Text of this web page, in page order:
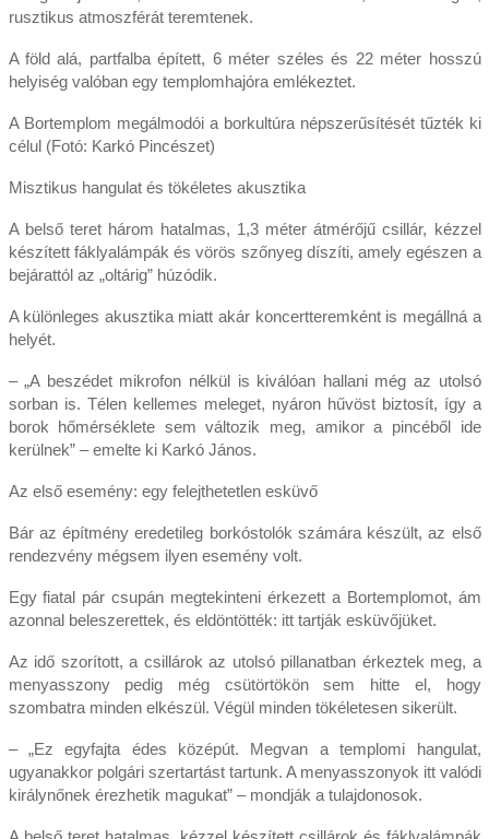
rusztikus atmoszférát teremtenek.
A föld alá, partfalba épített, 6 méter széles és 22 méter hosszú
helyiség valóban egy templomhajóra emlékeztet.
A Bortemplom megálmodói a borkultúra népszerűsítését tűzték ki
célul (Fotó: Karkó Pincészet)
Misztikus hangulat és tökéletes akusztika
A belső teret három hatalmas, 1,3 méter átmérőjű csillár, kézzel
készített fáklyalámpák és vörös szőnyeg díszíti, amely egészen a
bejárattól az „oltárig” húzódik.
A különleges akusztika miatt akár koncertteremként is megállná a
helyét.
– „A beszédet mikrofon nélkül is kiválóan hallani még az utolsó
sorban is. Télen kellemes meleget, nyáron hűvöst biztosít, így a
borok hőmérséklete sem változik meg, amikor a pincéből ide
kerülnek” – emelte ki Karkó János.
Az első esemény: egy felejthetetlen esküvő
Bár az építmény eredetileg borkóstolók számára készült, az első
rendezvény mégsem ilyen esemény volt.
Egy fiatal pár csupán megtekinteni érkezett a Bortemplomot, ám
azonnal beleszerettek, és eldöntötték: itt tartják esküvőjüket.
Az idő szorított, a csillárok az utolsó pillanatban érkeztek meg, a
menyasszony pedig még csütörtökön sem hitte el, hogy
szombatra minden elkészül. Végül minden tökéletesen sikerült.
– „Ez egyfajta édes középút. Megvan a templomi hangulat,
ugyanakkor polgári szertartást tartunk. A menyasszonyok itt valódi
királynőnek érezhetik magukat” – mondják a tulajdonosok.